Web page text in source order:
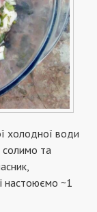
холодної води
солимо та
настоюємо ~1